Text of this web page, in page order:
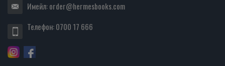
Имейл:order@hermesbooks.com
Телефон:0700 17 666